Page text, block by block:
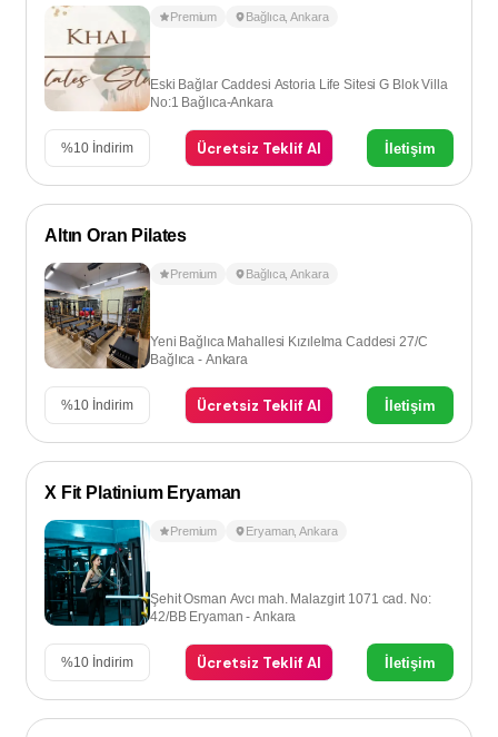
Premium Bağlıca,Ankara
Eski Bağlar Caddesi Astoria Life Sitesi G Blok Villa
No:1 Bağlıca-Ankara
%10 İndirim Ücretsiz Teklif Al İletişim
Altın Oran Pilates
Premium Bağlıca,Ankara
Yeni Bağlıca Mahallesi Kızılelma Caddesi 27/C
Bağlıca - Ankara
%10 İndirim Ücretsiz Teklif Al İletişim
X Fit Platinium Eryaman
Premium Eryaman,Ankara
Şehit Osman Avcı mah. Malazgirt 1071 cad. No:
42/BB Eryaman - Ankara
%10 İndirim Ücretsiz Teklif Al İletişim